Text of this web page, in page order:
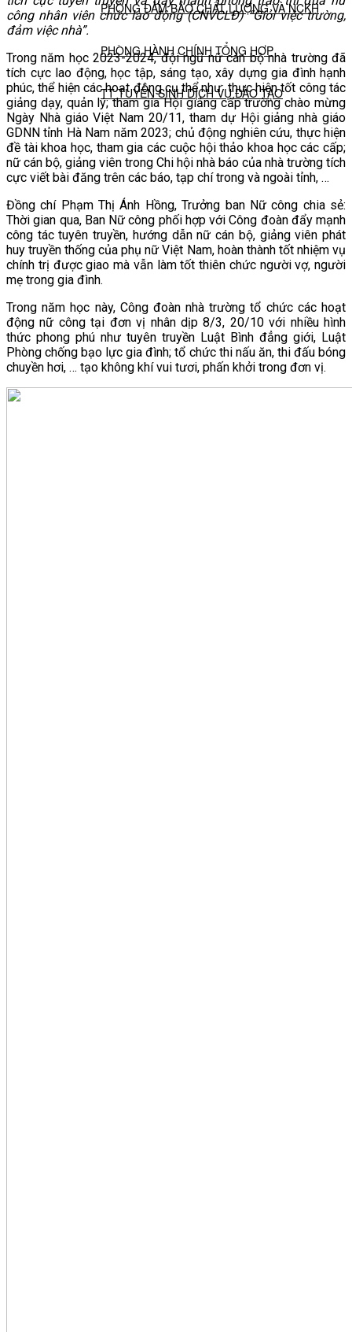
PHÒNG ĐẢM BẢO CHẤT LƯỢNG VÀ NCKH
PHÒNG HÀNH CHÍNH TỔNG HỢP
TT TUYỂN SINH DỊCH VỤ ĐÀO TẠO
NGHIÊN CỨU KHOA HỌC
VĂN BẢN
THƯ VIỆN
công nhân viên chức lao động (CNVCLĐ) “Giỏi việc trường,
đảm việc nhà”.
Trong năm học 2023-2024, đội ngũ nữ cán bộ nhà trường đã
tích cực lao động, học tập, sáng tạo, xây dựng gia đình hạnh
phúc, thể hiện các hoạt động cụ thể như: thực hiện tốt công tác
giảng dạy, quản lý; tham gia Hội giảng cấp trường chào mừng
Ngày Nhà giáo Việt Nam 20/11, tham dự Hội giảng nhà giáo
GDNN tỉnh Hà Nam năm 2023; chủ động nghiên cứu, thực hiện
đề tài khoa học, tham gia các cuộc hội thảo khoa học các cấp;
nữ cán bộ, giảng viên trong Chi hội nhà báo của nhà trường tích
cực viết bài đăng trên các báo, tạp chí trong và ngoài tỉnh, …
Đồng chí Phạm Thị Ánh Hồng, Trưởng ban Nữ công chia sẻ:
Thời gian qua, Ban Nữ công phối hợp với Công đoàn đẩy mạnh
công tác tuyên truyền, hướng dẫn nữ cán bộ, giảng viên phát
huy truyền thống của phụ nữ Việt Nam, hoàn thành tốt nhiệm vụ
chính trị được giao mà vẫn làm tốt thiên chức người vợ, người
mẹ trong gia đình.
Trong năm học này, Công đoàn nhà trường tổ chức các hoạt
động nữ công tại đơn vị nhân dịp 8/3, 20/10 với nhiều hình
thức phong phú như tuyên truyền Luật Bình đẳng giới, Luật
Phòng chống bạo lực gia đình; tổ chức thi nấu ăn, thi đấu bóng
chuyền hơi, … tạo không khí vui tươi, phấn khởi trong đơn vị.